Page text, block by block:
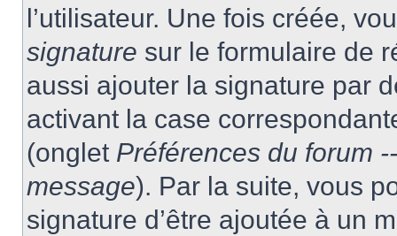
l’utilisateur. Une fois créée,
signature sur le formulaire de
aussi ajouter la signature par
activant la case
(onglet Préférences du forum
message). Par la suite, vous
signature d’être ajoutée à un